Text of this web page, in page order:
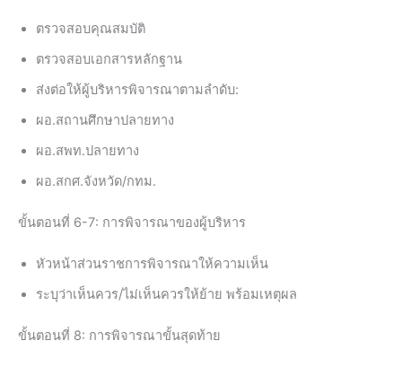
ตรวจสอบคุณสมบัติ
ตรวจสอบเอกสารหลักฐาน
ส่งต่อให้ผู้บริหารพิจารณาตามลำดับ:
ผอ.สถานศึกษาปลายทาง
ผอ.สพท.ปลายทาง
ผอ.สกศ.จังหวัด/กทม.
ขั้นตอนที่ 6-7: การพิจารณาของผู้บริหาร
หัวหน้าส่วนราชการพิจารณาให้ความเห็น
ระบุว่าเห็นควร/ไม่เห็นควรให้ย้าย พร้อมเหตุผล
ขั้นตอนที่ 8: การพิจารณาขั้นสุดท้าย